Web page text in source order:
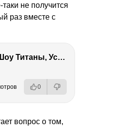
не получится
раз вместе с
СКУЛБОЙ | Шоу Титаны, Усейн Болт, Ларрат, Зашквар!
0
вопрос о том,